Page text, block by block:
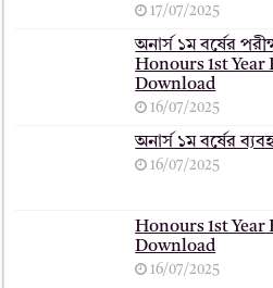
17/07/2025
অনার্স ১ম বর্ষের
Honours 1st Year
Download
16/07/2025
অনার্স ১ম বর্ষের
16/07/2025
Honours 1st Year
Download
16/07/2025